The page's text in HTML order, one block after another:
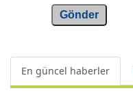
Gönder
En güncel haberler